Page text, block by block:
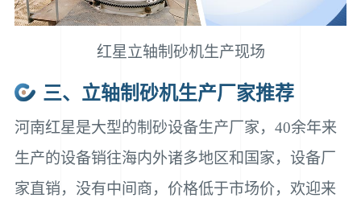
红星立轴制砂机生产现场
三、立轴制砂机生产厂家推荐
河南红星是大型的制砂设备生产厂家，40余年来
生产的设备销往海内外诸多地区和国家，设备厂
家直销，没有中间商，价格低于市场价，欢迎来